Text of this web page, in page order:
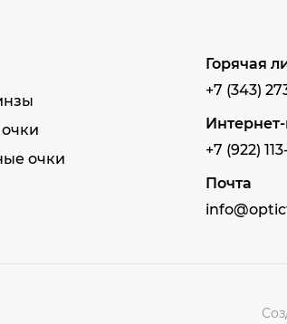
очки
Горячая
+7 (343)
+7 (922)
Почта